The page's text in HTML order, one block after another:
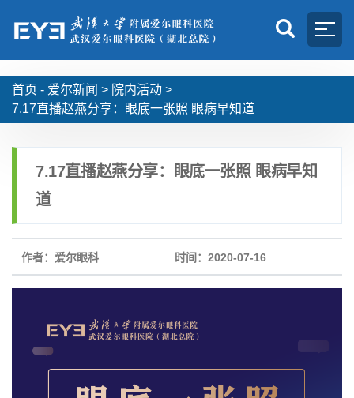
首页 - 爱尔新闻 > 院内活动 >
7.17直播赵燕分享：眼底一张照 眼病早知道
7.17直播赵燕分享：眼底一张照 眼病早知
道
作者：爱尔眼科 时间：2020-07-16